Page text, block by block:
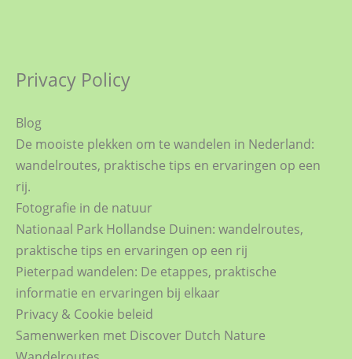
Privacy Policy
Blog
De mooiste plekken om te wandelen in Nederland:
wandelroutes, praktische tips en ervaringen op een
rij.
Fotografie in de natuur
Nationaal Park Hollandse Duinen: wandelroutes,
praktische tips en ervaringen op een rij
Pieterpad wandelen: De etappes, praktische
informatie en ervaringen bij elkaar
Privacy & Cookie beleid
Samenwerken met Discover Dutch Nature